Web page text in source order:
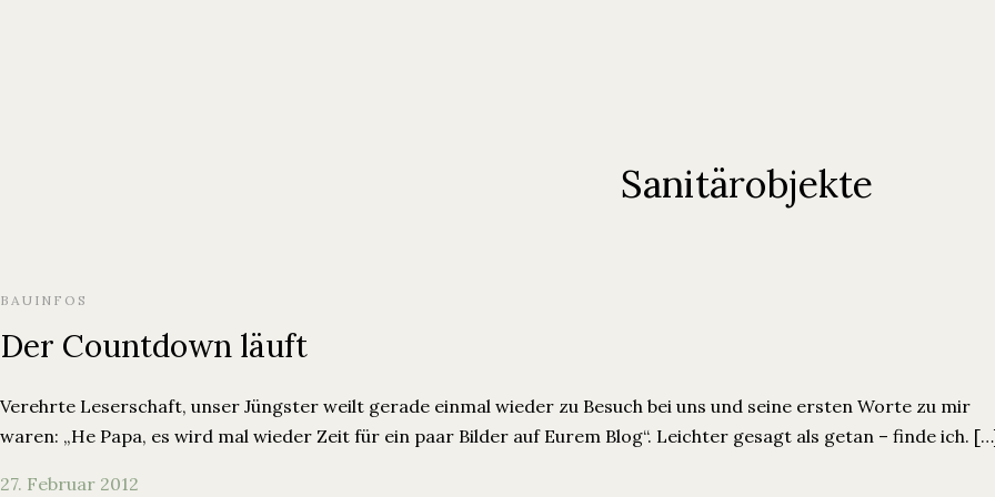
Sanitärobjekte
BAUINFOS
Der Countdown läuft
Verehrte Leserschaft, unser Jüngster weilt gerade einmal wieder zu Besuch bei uns und seine ersten Worte zu mir
waren: „He Papa, es wird mal wieder Zeit für ein paar Bilder auf Eurem Blog“. Leichter gesagt als getan – finde ich.
27. Februar 2012